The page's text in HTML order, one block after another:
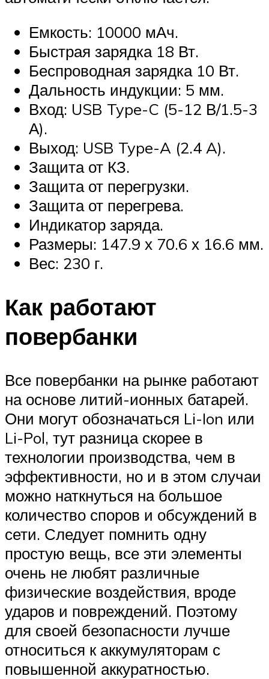
Емкость: 10000 мАч.
Быстрая зарядка 18 Вт.
Беспроводная зарядка 10 Вт.
Дальность индукции: 5 мм.
Вход: USB Type-C (5-12 В/1.5-3
А).
Выход: USB Type-A (2.4 A).
Защита от КЗ.
Защита от перегрузки.
Защита от перегрева.
Индикатор заряда.
Размеры: 147.9 х 70.6 х 16.6 мм.
Вес: 230 г.
Как работают
повербанки
Все повербанки на рынке работают
на основе литий-ионных батарей.
Они могут обозначаться Li-Ion или
Li-Pol, тут разница скорее в
технологии производства, чем в
эффективности, но и в этом случаи
можно наткнуться на большое
количество споров и обсуждений в
сети. Следует помнить одну
простую вещь, все эти элементы
очень не любят различные
физические воздействия, вроде
ударов и повреждений. Поэтому
для своей безопасности лучше
относиться к аккумуляторам с
повышенной аккуратностью.